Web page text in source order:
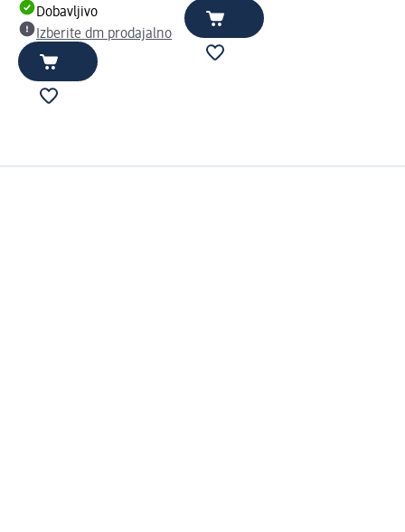
Dobavljivo
Izberite dm prodajalno